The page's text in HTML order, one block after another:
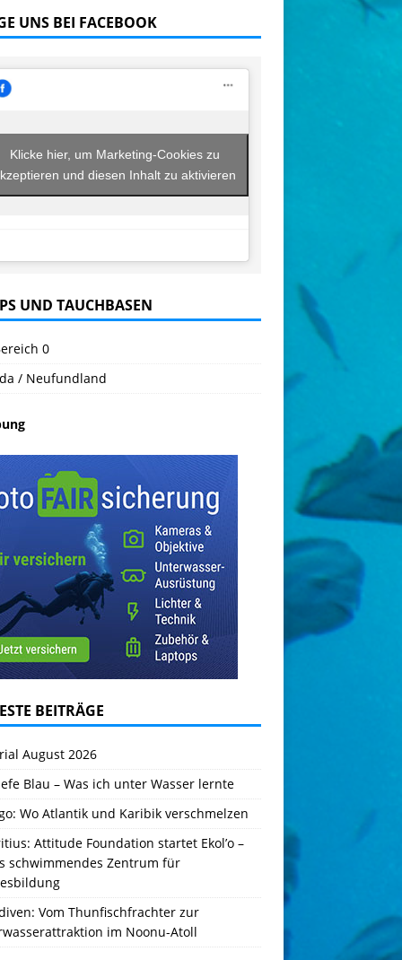
UNS BEI FACEBOOK
Klicke hier, um Marketing-Cookies zu
und diesen Inhalt zu aktivieren
UND TAUCHBASEN
0
/ Neufundland
BEITRÄGE
August 2026
Blau – Was ich unter Wasser lernte
Wo Atlantik und Karibik verschmelzen
Attitude Foundation startet Ekol’o –
schwimmendes Zentrum für
Vom Thunfischfrachter zur
im Noonu-Atoll